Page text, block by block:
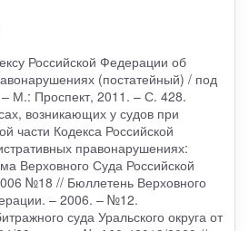
Российской Федерации об
(постатейный) / под
М.: Проспект, 2011. – С. 428.
возникающих у судов при
части Кодекса Российской
правонарушениях:
Верховного Суда Российской
№18 // Бюллетень Верховного
– 2006. – №12.
суда Уральского округа от